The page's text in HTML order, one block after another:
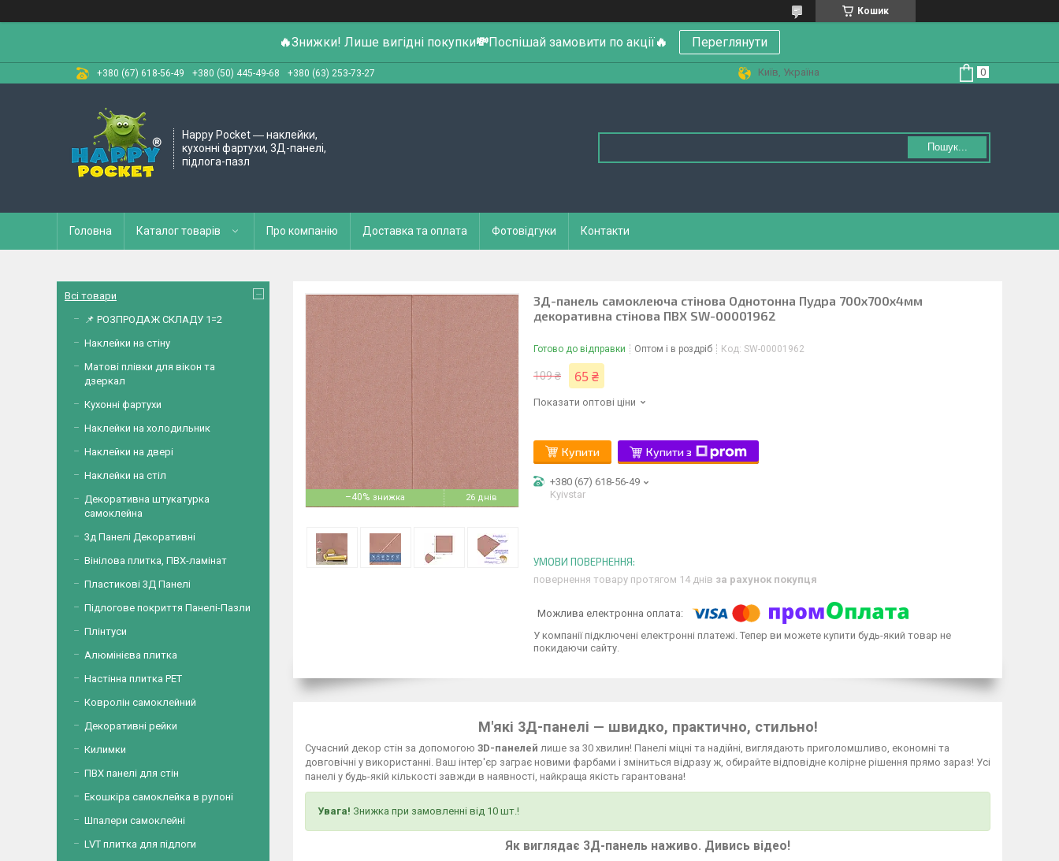
Кошик
🔥Знижки! Лише вигідні покупки💸Поспішай замовити по акції🔥 Переглянути
+380 (67) 618-56-49 +380 (50) 445-49-68 +380 (63) 253-73-27 Київ, Україна
Happy Pocket ― наклейки,
кухонні фартухи, 3Д-панелі,
підлога-пазл
Пошук...
Головна Каталог товарів Про компанію Доставка та оплата Фотовідгуки Контакти
–40% 26 днів
3Д-панель самоклеюча стінова Однотонна Пудра 700х700х4мм
декоративна стінова ПВХ SW-00001962
Готово до відправки Оптом і в роздріб Код: SW-00001962
109 ₴ 65 ₴
Показати оптові ціни
Купити Купити з
+380 (67) 618-56-49
Kyivstar
повернення товару протягом 14 днів за рахунок покупця
У компанії підключені електронні платежі. Тепер ви можете купити будь-який товар не
покидаючи сайту.
М'які 3Д-панелі — швидко, практично, стильно!
Сучасний декор стін за допомогою 3D-панелей лише за 30 хвилин! Панелі міцні та надійні, виглядають приголомшливо, економні та
довговічні у використанні. Ваш інтер'єр заграє новими фарбами і зміниться відразу ж, обирайте відповідне колірне рішення прямо зараз! Усі
панелі у будь-якій кількості завжди в наявності, найкраща якість гарантована!
Увага! Знижка при замовленні від 10 шт.!
Як виглядає 3Д-панель наживо. Дивись відео!
Всі товари
📌 РОЗПРОДАЖ СКЛАДУ 1=2
Наклейки на стіну
Матові плівки для вікон та
дзеркал
Кухонні фартухи
Наклейки на холодильник
Наклейки на двері
Наклейки на стіл
Декоративна штукатурка
самоклейна
3д Панелі Декоративні
Вінілова плитка, ПВХ-ламінат
Пластикові 3Д Панелі
Підлогове покриття Панелі-Пазли
Плінтуси
Алюмінієва плитка
Настінна плитка PET
Ковролін самоклейний
Декоративні рейки
Килимки
ПВХ панелі для стін
Екошкіра самоклейка в рулоні
Шпалери самоклейні
LVT плитка для підлоги